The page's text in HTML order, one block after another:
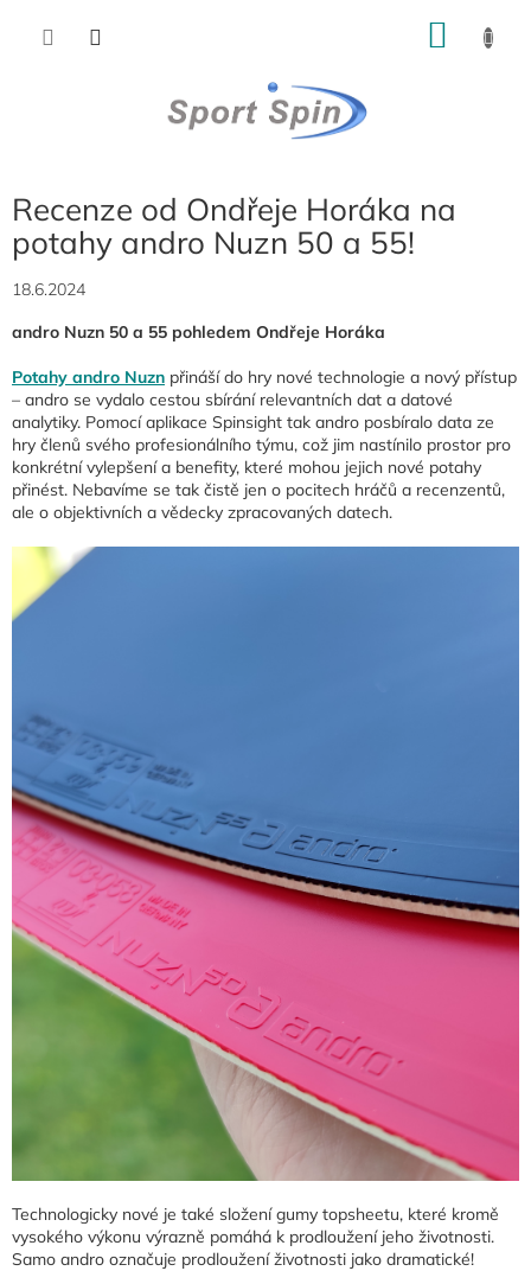
Recenze od Ondřeje Horáka na
potahy andro Nuzn 50 a 55!
18.6.2024
andro Nuzn 50 a 55 pohledem Ondřeje Horáka
Potahy andro Nuzn přináší do hry nové technologie a nový přístup
– andro se vydalo cestou sbírání relevantních dat a datové
analytiky. Pomocí aplikace Spinsight tak andro posbíralo data ze
hry členů svého profesionálního týmu, což jim nastínilo prostor pro
konkrétní vylepšení a benefity, které mohou jejich nové potahy
přinést. Nebavíme se tak čistě jen o pocitech hráčů a recenzentů,
ale o objektivních a vědecky zpracovaných datech.
Technologicky nové je také složení gumy topsheetu, které kromě
vysokého výkonu výrazně pomáhá k prodloužení jeho životnosti.
Samo andro označuje prodloužení životnosti jako dramatické!